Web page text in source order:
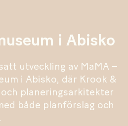
i Abisko
utveckling av MaMA –
i Abisko, där Krook &
planeringsarkitekter
både planförslag och